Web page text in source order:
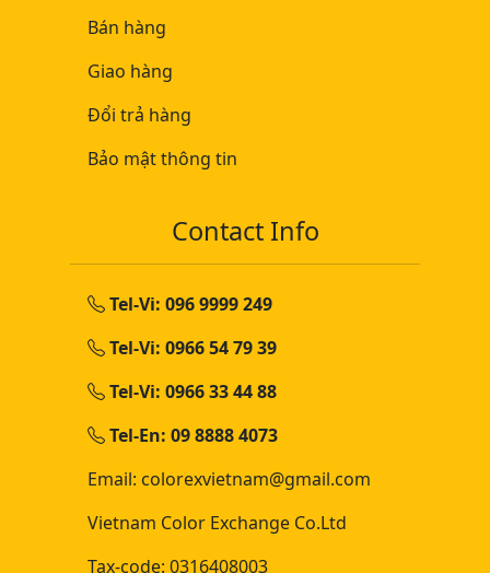
Bán hàng
Giao hàng
Đổi trả hàng
Bảo mật thông tin
Contact Info
Tel-Vi: 096 9999 249
Tel-Vi: 0966 54 79 39
Tel-Vi: 0966 33 44 88
Tel-En: 09 8888 4073
Email: colorexvietnam@gmail.com
Vietnam Color Exchange Co.Ltd
Tax-code: 0316408003